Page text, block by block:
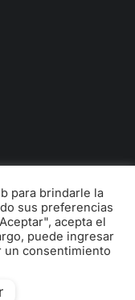
Rights Reserved.
para brindarle la
sus preferencias
acepta el
puede ingresar
un consentimiento